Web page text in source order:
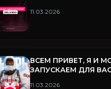
11.03.2026
ВСЕМ ПРИВЕТ, Я И
ЗАПУСКАЕМ ДЛЯ
11.03.2026